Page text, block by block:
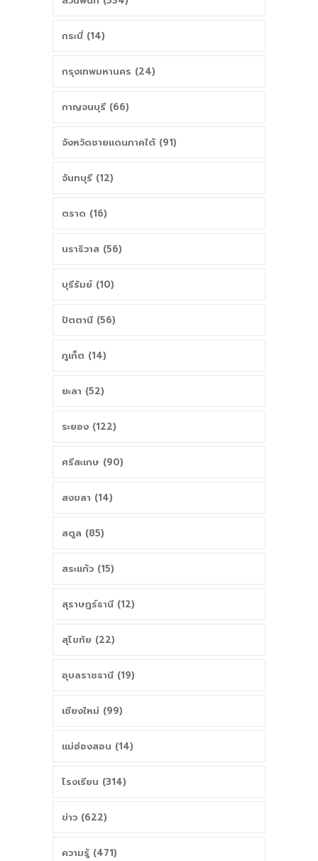
กระบี่ (14)
กรุงเทพมหานคร (24)
กาญจนบุรี (66)
จังหวัดชายแดนภาคใต้ (91)
จันทบุรี (12)
ตราด (16)
นราธิวาส (56)
บุรีรัมย์ (10)
ปัตตานี (56)
ภูเก็ต (14)
ยะลา (52)
ระยอง (122)
ศรีสะเกษ (90)
สงขลา (14)
สตูล (85)
สระแก้ว (15)
สุราษฎร์ธานี (12)
สุโขทัย (22)
อุบลราชธานี (19)
เชียงใหม่ (99)
แม่ฮ่องสอน (14)
โรงเรียน (314)
ข่าว (622)
ความรู้ (471)